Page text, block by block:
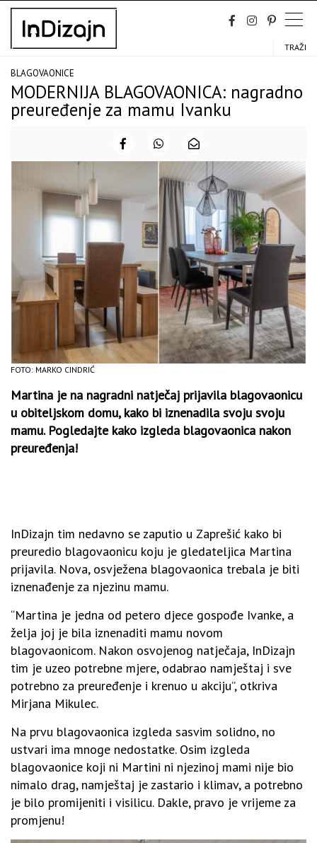
Skip
content
TRAŽI
BLAGOVAONICE
MODERNIJA BLAGOVAONICA: nagradno
preuređenje za mamu Ivanku
FOTO: MARKO CINDRIĆ
Martina je na nagradni natječaj prijavila blagovaonicu
u obiteljskom domu, kako bi iznenadila svoju svoju
mamu. Pogledajte kako izgleda blagovaonica nakon
preuređenja!
InDizajn tim nedavno se zaputio u Zaprešić kako bi
preuredio blagovaonicu koju je gledateljica Martina
prijavila. Nova, osvježena blagovaonica trebala je biti
iznenađenje za njezinu mamu.
“Martina je jedna od petero djece gospođe Ivanke, a
želja joj je bila iznenaditi mamu novom
blagovaonicom. Nakon osvojenog natječaja, InDizajn
tim je uzeo potrebne mjere, odabrao namještaj i sve
potrebno za preuređenje i krenuo u akciju”, otkriva
Mirjana Mikulec.
Na prvu blagovaonica izgleda sasvim solidno, no
ustvari ima mnoge nedostatke. Osim izgleda
blagovaonice koji ni Martini ni njezinoj mami nije bio
nimalo drag, namještaj je zastario i klimav, a potrebno
je bilo promijeniti i visilicu. Dakle, pravo je vrijeme za
promjenu!